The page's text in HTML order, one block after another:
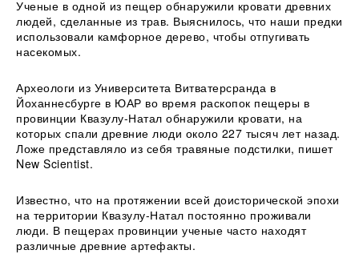
Ученые в одной из пещер обнаружили кровати древних
людей, сделанные из трав. Выяснилось, что наши предки
использовали камфорное дерево, чтобы отпугивать
насекомых.
Археологи из Университета Витватерсранда в
Йоханнесбурге в ЮАР во время раскопок пещеры в
провинции Квазулу-Натал обнаружили кровати, на
которых спали древние люди около 227 тысяч лет назад.
Ложе представляло из себя травяные подстилки, пишет
New Scientist.
Известно, что на протяжении всей доисторической эпохи
на территории Квазулу-Натал постоянно проживали
люди. В пещерах провинции ученые часто находят
различные древние артефакты.